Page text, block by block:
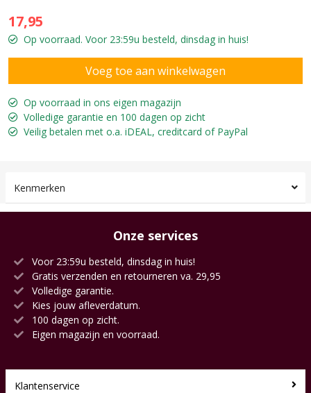
17,95
Op voorraad. Voor 23:59u besteld, dinsdag in huis!
Op voorraad in ons eigen magazijn
Volledige garantie en 100 dagen op zicht
Veilig betalen met o.a. iDEAL, creditcard of PayPal
Kenmerken
Onze services
Voor 23:59u besteld, dinsdag in huis!
Gratis verzenden en retourneren va. 29,95
Volledige garantie.
Kies jouw afleverdatum.
100 dagen op zicht.
Eigen magazijn en voorraad.
Klantenservice